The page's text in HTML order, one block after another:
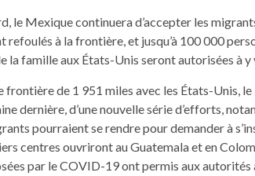
le Mexique continuera d’accepter les
refoulés à la frontière, et jusqu’à 100 000
la famille aux États-Unis seront autorisées à
frontière de 1 951 miles avec les États-Unis,
dernière, d’une nouvelle série d’efforts,
pourraient se rendre pour demander à
centres ouvriront au Guatemala et en
par le COVID-19 ont permis aux